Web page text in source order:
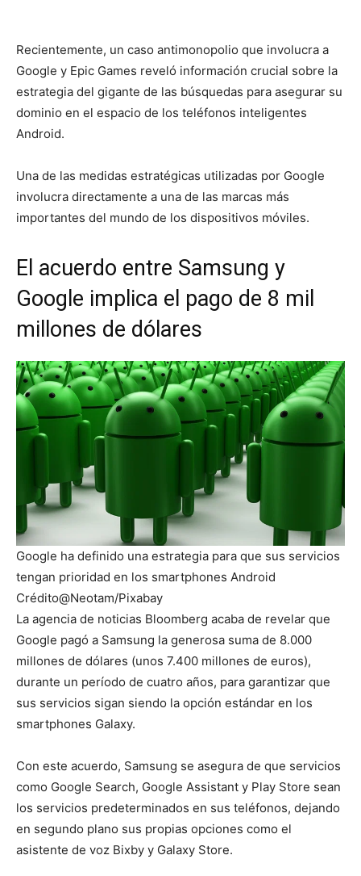
Recientemente, un caso antimonopolio que involucra a
Google y Epic Games reveló información crucial sobre la
estrategia del gigante de las búsquedas para asegurar su
dominio en el espacio de los teléfonos inteligentes
Android.
Una de las medidas estratégicas utilizadas por Google
involucra directamente a una de las marcas más
importantes del mundo de los dispositivos móviles.
El acuerdo entre Samsung y
Google implica el pago de 8 mil
millones de dólares
Google ha definido una estrategia para que sus servicios
tengan prioridad en los smartphones Android
Crédito@Neotam/Pixabay
La agencia de noticias Bloomberg acaba de revelar que
Google pagó a Samsung la generosa suma de 8.000
millones de dólares (unos 7.400 millones de euros),
durante un período de cuatro años, para garantizar que
sus servicios sigan siendo la opción estándar en los
smartphones Galaxy.
Con este acuerdo, Samsung se asegura de que servicios
como Google Search, Google Assistant y Play Store sean
los servicios predeterminados en sus teléfonos, dejando
en segundo plano sus propias opciones como el
asistente de voz Bixby y Galaxy Store.